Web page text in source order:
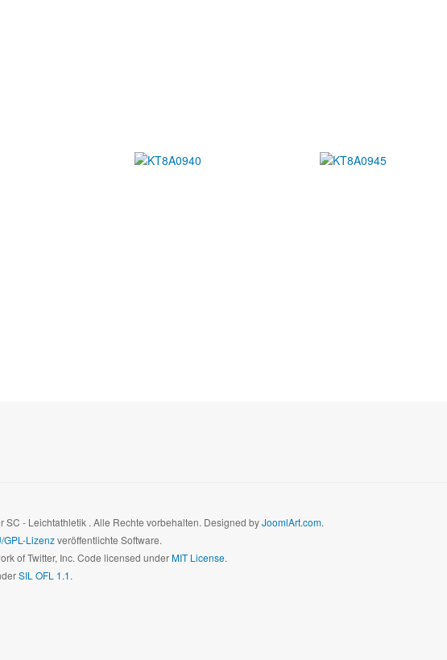
- Leichtathletik . Alle Rechte vorbehalten. Designed byJoomlArt.com.
GPL-Lizenzveröffentlichte Software.
of Twitter, Inc. Code licensed underMIT License.
SIL OFL 1.1.